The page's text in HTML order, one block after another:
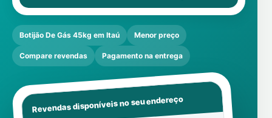
Botijão De Gás 45kg em Itaú Menor preço
Compare revendas Pagamento na entrega
Revendas disponíveis no seu endereço